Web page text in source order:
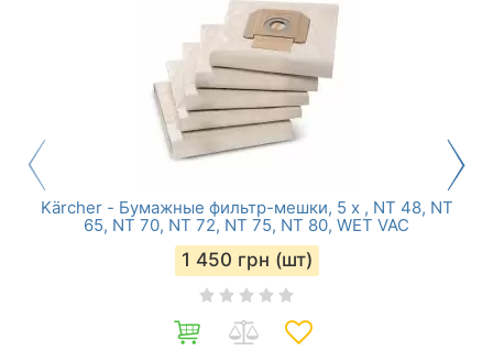
Kärcher - Бумажные фильтр-мешки, 5 x , NT 48, NT
65, NT 70, NT 72, NT 75, NT 80, WET VAC
1 450 грн (шт)